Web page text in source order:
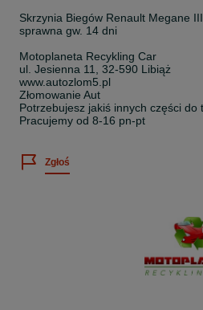
Skrzynia Biegów Renault Megane
sprawna gw. 14 dni
Motoplaneta Recykling Car
ul. Jesienna 11, 32-590 Libiąż
www.autozlom5.pl
Złomowanie Aut
Potrzebujesz jakiś innych części
Pracujemy od 8-16 pn-pt
Zgłoś